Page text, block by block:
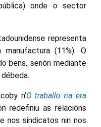
onde o sector
representa
(11%). O
bens, senón mediante
n’O traballo na era
redefiniu as relacións
nos sindicatos nin nos